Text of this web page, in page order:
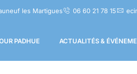
les Martigues 06 60 21 78 15
PADHUE ACTUALITÉS &